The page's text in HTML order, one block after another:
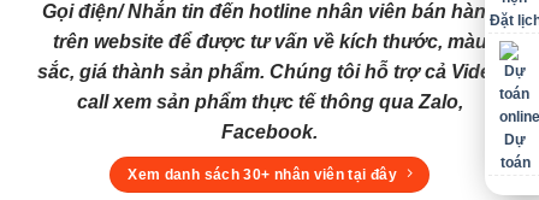
Gọi điện/ Nhắn tin đến hotline nhân viên bán hàng
trên website để được tư vấn về kích thước, màu
sắc, giá thành sản phẩm. Chúng tôi hỗ trợ cả Video
call xem sản phẩm thực tế thông qua Zalo,
Facebook.
Xem danh sách 30+ nhân viên tại đây
Đặt
Dự
toán